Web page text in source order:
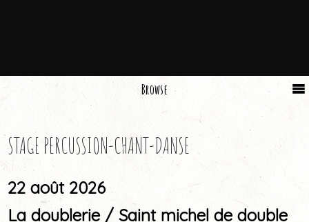
Browse
STAGE PERCUSSION-CHANT-DANSE
22 août 2026
La doublerie / Saint michel de double